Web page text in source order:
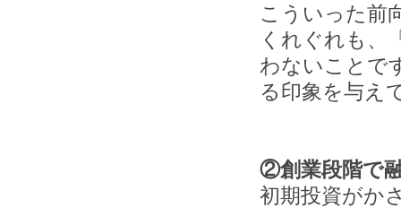
こういった前
くれぐれも、
わないことで
る印象を与え
②創業段階で
初期投資がか